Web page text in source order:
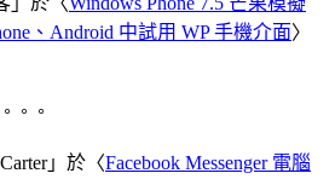
、Android 中試用 WP 手機介面〉
。。
」於〈Facebook Messenger 電腦